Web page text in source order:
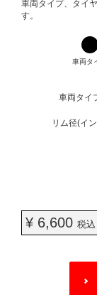
車両タイプ、タイ
す。
車両タ
車両タイ
リム径(イ
¥ 6,600 税込